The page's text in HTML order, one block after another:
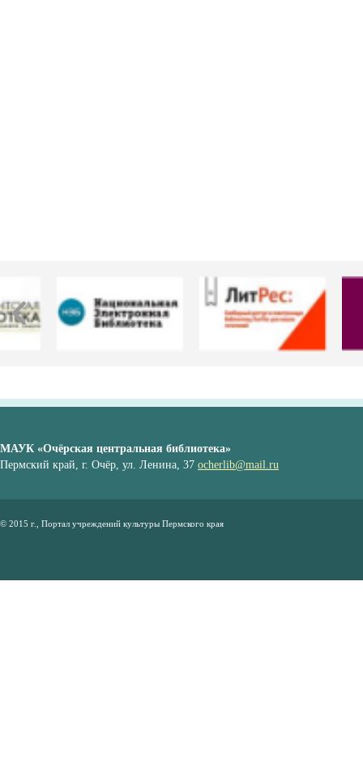
МАУК «Очёрская центральная библиотека»
Пермский край, г. Очёр, ул. Ленина, 37 ocherlib@mail.ru
© 2015 г., Портал учреждений культуры Пермского края